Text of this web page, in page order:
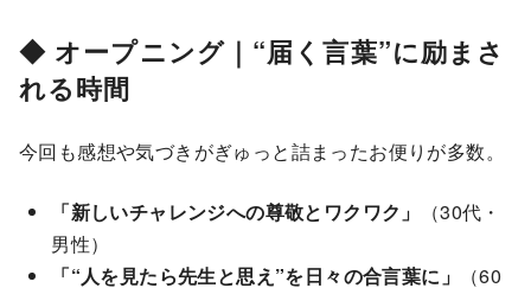
◆ オープニング｜“届く言葉”に励まさ
れる時間
今回も感想や気づきがぎゅっと詰まったお便りが多数。
「新しいチャレンジへの尊敬とワクワク」
（30代・
男性）
「“人を見たら先生と思え”を日々の合言葉に」
（60